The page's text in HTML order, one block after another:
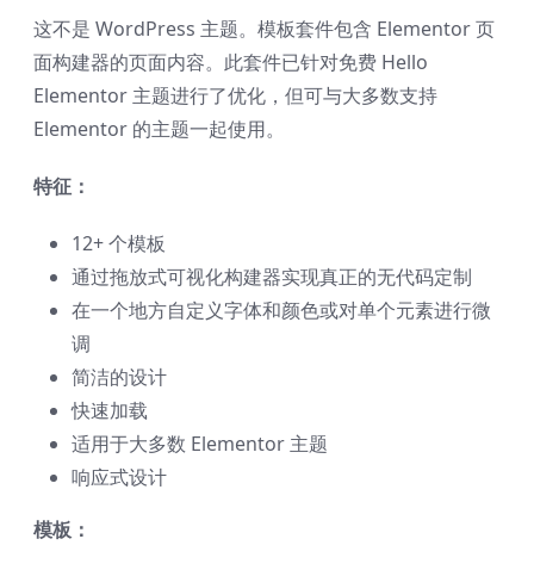
这不是 WordPress 主题。模板套件包含 Elementor 页
面构建器的页面内容。此套件已针对免费 Hello
Elementor 主题进行了优化，但可与大多数支持
Elementor 的主题一起使用。
特征：
12+ 个模板
通过拖放式可视化构建器实现真正的无代码定制
在一个地方自定义字体和颜色或对单个元素进行微
调
简洁的设计
快速加载
适用于大多数 Elementor 主题
响应式设计
模板：